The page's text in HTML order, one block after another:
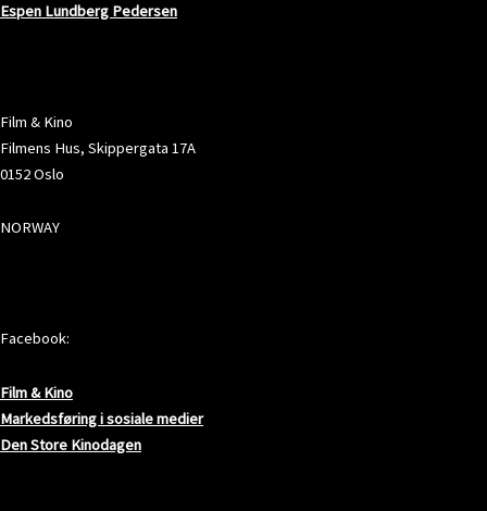
Espen Lundberg Pedersen
Film & Kino
Filmens Hus, Skippergata 17A
0152 Oslo
NORWAY
Facebook:
Film & Kino
Markedsføring i sosiale medier
Den Store Kinodagen